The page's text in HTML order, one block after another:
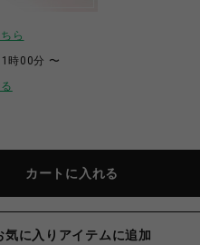
ら
時00分 〜
カートに入れる
気に入りアイテムに追加